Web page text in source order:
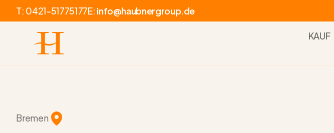
T: 0421-51775177E: info@haubnergroup.de
KAUF
Bremen